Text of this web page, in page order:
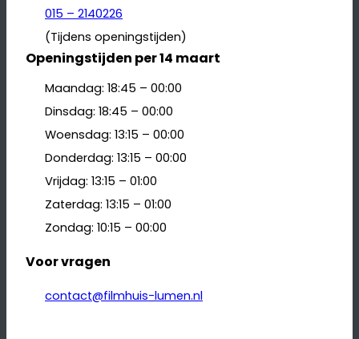
015 – 2140226
(Tijdens openingstijden)
Openingstijden per 14 maart
Maandag: 18:45 – 00:00
Dinsdag: 18:45 – 00:00
Woensdag: 13:15 – 00:00
Donderdag: 13:15 – 00:00
Vrijdag: 13:15 – 01:00
Zaterdag: 13:15 – 01:00
Zondag: 10:15 – 00:00
Voor vragen
contact@filmhuis-lumen.nl